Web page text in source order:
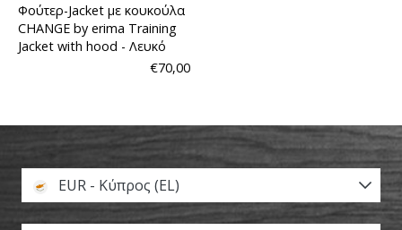
Φούτερ-Jacket με κουκούλα
CHANGE by erima Training
Jacket with hood - Λευκό
€70,00
EUR - Κύπρος (EL)